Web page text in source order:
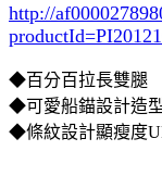
http://
◆百分百拉長雙腿
◆可愛船錨設計造
◆條紋設計顯瘦度